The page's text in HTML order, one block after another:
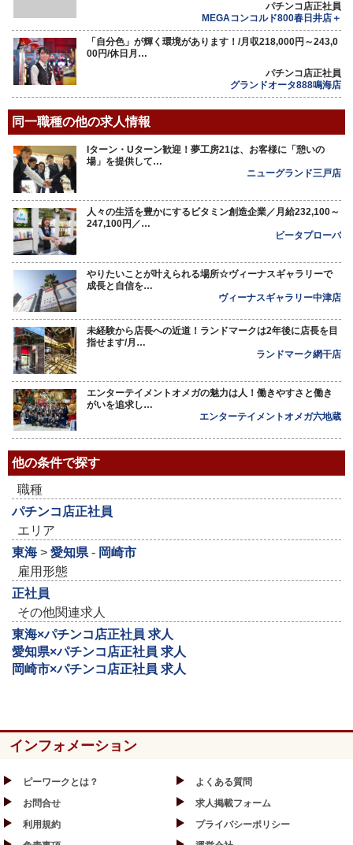
パチンコ店正社員
MEGAコンコルド800春日井店＋
「自分色」が輝く環境があります！/月収218,000円～243,0
00円/休日月…
パチンコ店正社員
グランドオータ888鳴海店
同一職種の他の求人情報
Iターン・Uターン歓迎！夢工房21は、お客様に「憩いの
場」を提供して…
ニューグランド三戸店
人々の生活を豊かにするビタミン創造企業／月給232,100～
247,100円／…
ビータプローバ
やりたいことが叶えられる場所☆ヴィーナスギャラリーで
成長と自信を…
ヴィーナスギャラリー中津店
未経験から店長への近道！ランドマークは2年後に店長を目
指せます/月…
ランドマーク網干店
エンターテイメントオメガの魅力は人！働きやすさと働き
がいを追求し…
エンターテイメントオメガ六地蔵
他の条件で探す
職種
パチンコ店正社員
エリア
東海 > 愛知県- 岡崎市
雇用形態
正社員
その他関連求人
東海×パチンコ店正社員 求人
愛知県×パチンコ店正社員 求人
岡崎市×パチンコ店正社員 求人
インフォメーション
ピーワークとは？
よくある質問
お問合せ
求人掲載フォーム
利用規約
プライバシーポリシー